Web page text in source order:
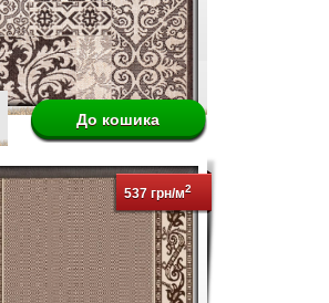
537 грн/м2